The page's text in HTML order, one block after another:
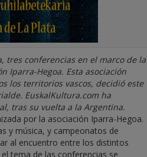
tres conferencias en el marco de la
Iparra-Hegoa. Esta asociación
los territorios vascos, decidió este
EuskalKultura.com ha
tras su vuelta a la Argentina.
por la asociación Iparra-Hegoa.
y música, y campeonatos de
al encuentro entre los distintos
tema de las conferencias se